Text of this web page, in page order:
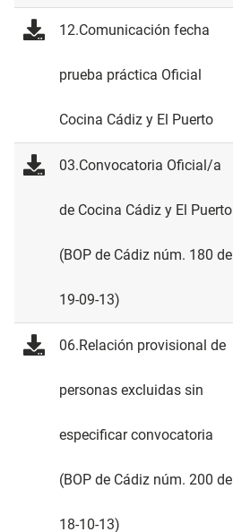
12.Comunicación fecha
prueba práctica Oficial
Cocina Cádiz y El Puerto
03.Convocatoria Oficial/a
de Cocina Cádiz y El Puerto
(BOP de Cádiz núm. 180 de
19-09-13)
06.Relación provisional de
personas excluidas sin
especificar convocatoria
(BOP de Cádiz núm. 200 de
18-10-13)